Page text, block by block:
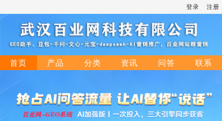
登录 注册
首页 产品 分类 资讯 问答 联系